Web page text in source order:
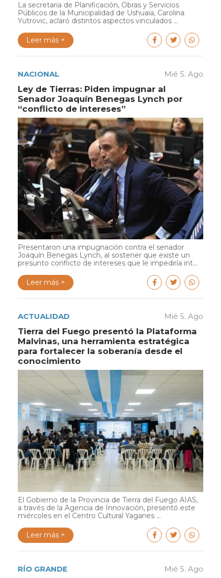
La secretaria de Planificación, Obras y Servicios
Públicos de la Municipalidad de Ushuaia, Carolina
Yutrovic, aclaró distintos aspectos vinculados ...
Leer más +
NACIONAL Mié 5. Ago
Ley de Tierras: Piden impugnar al
Senador Joaquín Benegas Lynch por
“conflicto de intereses”
Presentaron una impugnación contra el senador
Joaquín Benegas Lynch, al sostener que existe un
presunto conflicto de intereses que le impediría int...
Leer más +
ACTUALIDAD Mié 5. Ago
Tierra del Fuego presentó la Plataforma
Malvinas, una herramienta estratégica
para fortalecer la soberanía desde el
conocimiento
El Gobierno de la Provincia de Tierra del Fuego AIAS,
a través de la Agencia de Innovación, presentó este
miércoles en el Centro Cultural Yaganes ...
Leer más +
RÍO GRANDE Mié 5. Ago